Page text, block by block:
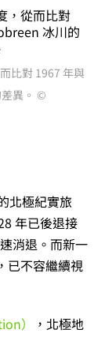
比對 1967 年與
異。 ©
北極紀實旅
年已後退接
消退。而新一
已不容繼續視
）
，北極地